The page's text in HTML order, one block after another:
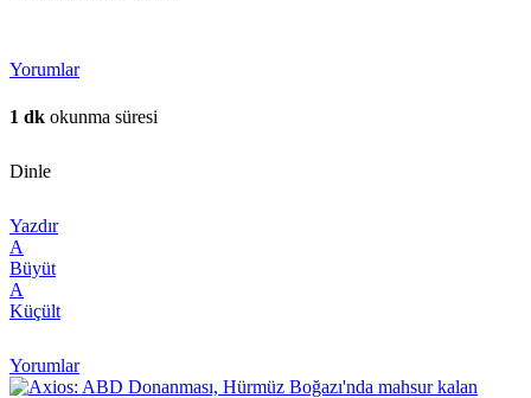
Yorumlar
1 dk okunma süresi
Dinle
Yazdır
A
Büyüt
A
Küçült
Yorumlar